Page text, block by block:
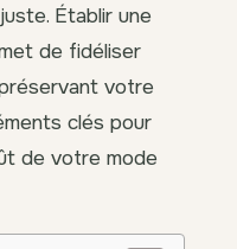
Établir une
de fidéliser
votre
clés pour
de votre mode